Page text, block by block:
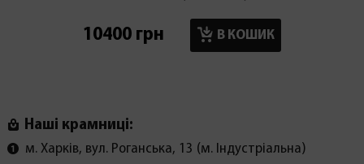
10400 грн В КОШИК
Наші крамниці:
м. Харків, вул. Роганська, 13 (м. Індустріальна)